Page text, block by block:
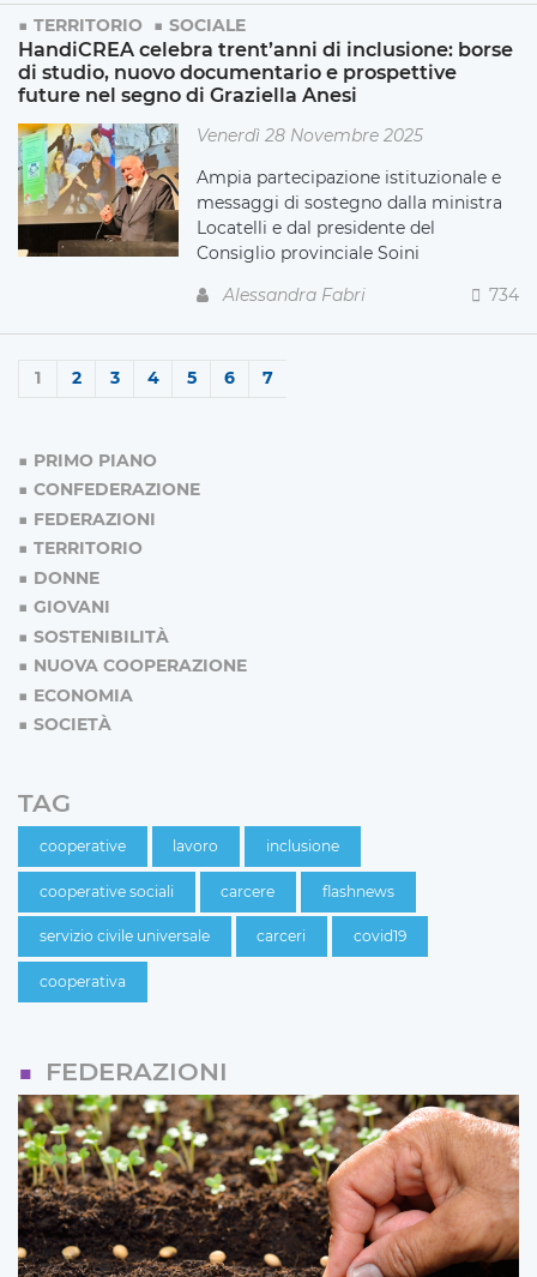
TERRITORIO SOCIALE
HandiCREA celebra trent’anni di inclusione: borse
di studio, nuovo documentario e prospettive
future nel segno di Graziella Anesi
Venerdì 28 Novembre 2025
Ampia partecipazione istituzionale e
messaggi di sostegno dalla ministra
Locatelli e dal presidente del
Consiglio provinciale Soini
Alessandra Fabri
734
1 2 3 4 5 6 7
PRIMO PIANO
CONFEDERAZIONE
FEDERAZIONI
TERRITORIO
DONNE
GIOVANI
SOSTENIBILITÀ
NUOVA COOPERAZIONE
ECONOMIA
SOCIETÀ
TAG
cooperative lavoro inclusione
cooperative sociali carcere flashnews
servizio civile universale carceri covid19
cooperativa
FEDERAZIONI